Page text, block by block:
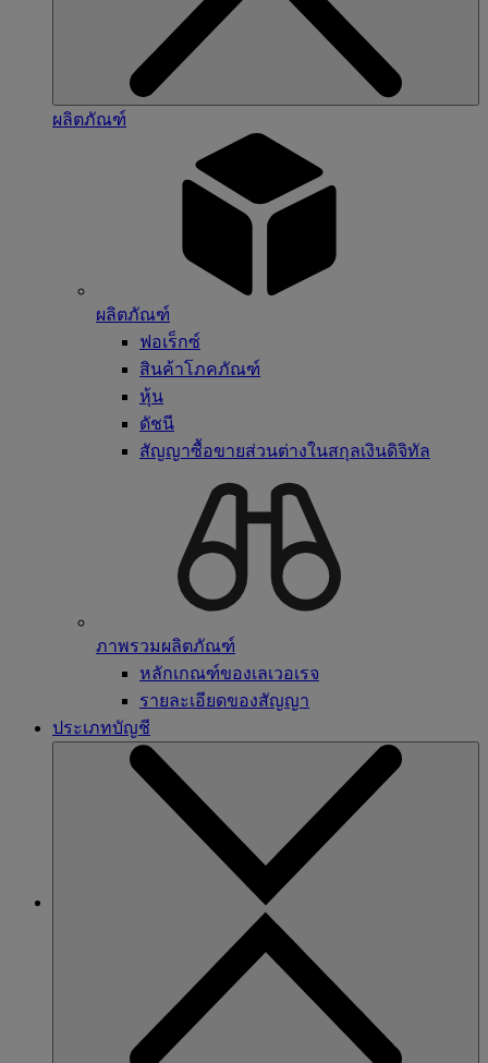
ผลิตภัณฑ์
ผลิตภัณฑ์
ฟอเร็กซ์
สินค้าโภคภัณฑ์
หุ้น
ดัชนี
สัญญาซื้อขายส่วนต่างในสกุลเงินดิจิทัล
ภาพรวมผลิตภัณฑ์
หลักเกณฑ์ของเลเวอเรจ
รายละเอียดของสัญญา
ประเภทบัญชี